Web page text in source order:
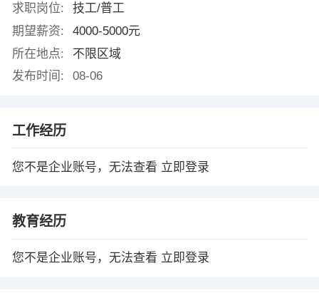
求职岗位:
技工/普工
期望薪资:
4000-5000元
所在地点:
不限区域
发布时间:
08-06
工作经历
您不是企业账号，无法查看 立即登录
教育经历
您不是企业账号，无法查看 立即登录